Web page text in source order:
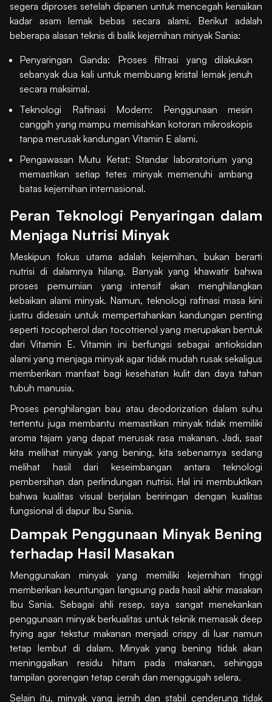
segera diproses setelah dipanen untuk mencegah kenaikan
kadar asam lemak bebas secara alami. Berikut adalah
beberapa alasan teknis di balik kejernihan minyak Sania:
Penyaringan Ganda: Proses filtrasi yang dilakukan
sebanyak dua kali untuk membuang kristal lemak jenuh
secara maksimal.
Teknologi Rafinasi Modern: Penggunaan mesin
canggih yang mampu memisahkan kotoran mikroskopis
tanpa merusak kandungan Vitamin E alami.
Pengawasan Mutu Ketat: Standar laboratorium yang
memastikan setiap tetes minyak memenuhi ambang
batas kejernihan internasional.
Peran Teknologi Penyaringan dalam
Menjaga Nutrisi Minyak
Meskipun fokus utama adalah kejernihan, bukan berarti
nutrisi di dalamnya hilang. Banyak yang khawatir bahwa
proses pemurnian yang intensif akan menghilangkan
kebaikan alami minyak. Namun, teknologi rafinasi masa kini
justru didesain untuk mempertahankan kandungan penting
seperti tocopherol dan tocotrienol yang merupakan bentuk
dari Vitamin E. Vitamin ini berfungsi sebagai antioksidan
alami yang menjaga minyak agar tidak mudah rusak sekaligus
memberikan manfaat bagi kesehatan kulit dan daya tahan
tubuh manusia.
Proses penghilangan bau atau deodorization dalam suhu
tertentu juga membantu memastikan minyak tidak memiliki
aroma tajam yang dapat merusak rasa makanan. Jadi, saat
kita melihat minyak yang bening, kita sebenarnya sedang
melihat hasil dari keseimbangan antara teknologi
pembersihan dan perlindungan nutrisi. Hal ini membuktikan
bahwa kualitas visual berjalan beriringan dengan kualitas
fungsional di dapur Ibu Sania.
Dampak Penggunaan Minyak Bening
terhadap Hasil Masakan
Menggunakan minyak yang memiliki kejernihan tinggi
memberikan keuntungan langsung pada hasil akhir masakan
Ibu Sania. Sebagai ahli resep, saya sangat menekankan
penggunaan minyak berkualitas untuk teknik memasak deep
frying agar tekstur makanan menjadi crispy di luar namun
tetap lembut di dalam. Minyak yang bening tidak akan
meninggalkan residu hitam pada makanan, sehingga
tampilan gorengan tetap cerah dan menggugah selera.
Selain itu, minyak yang jernih dan stabil cenderung tidak